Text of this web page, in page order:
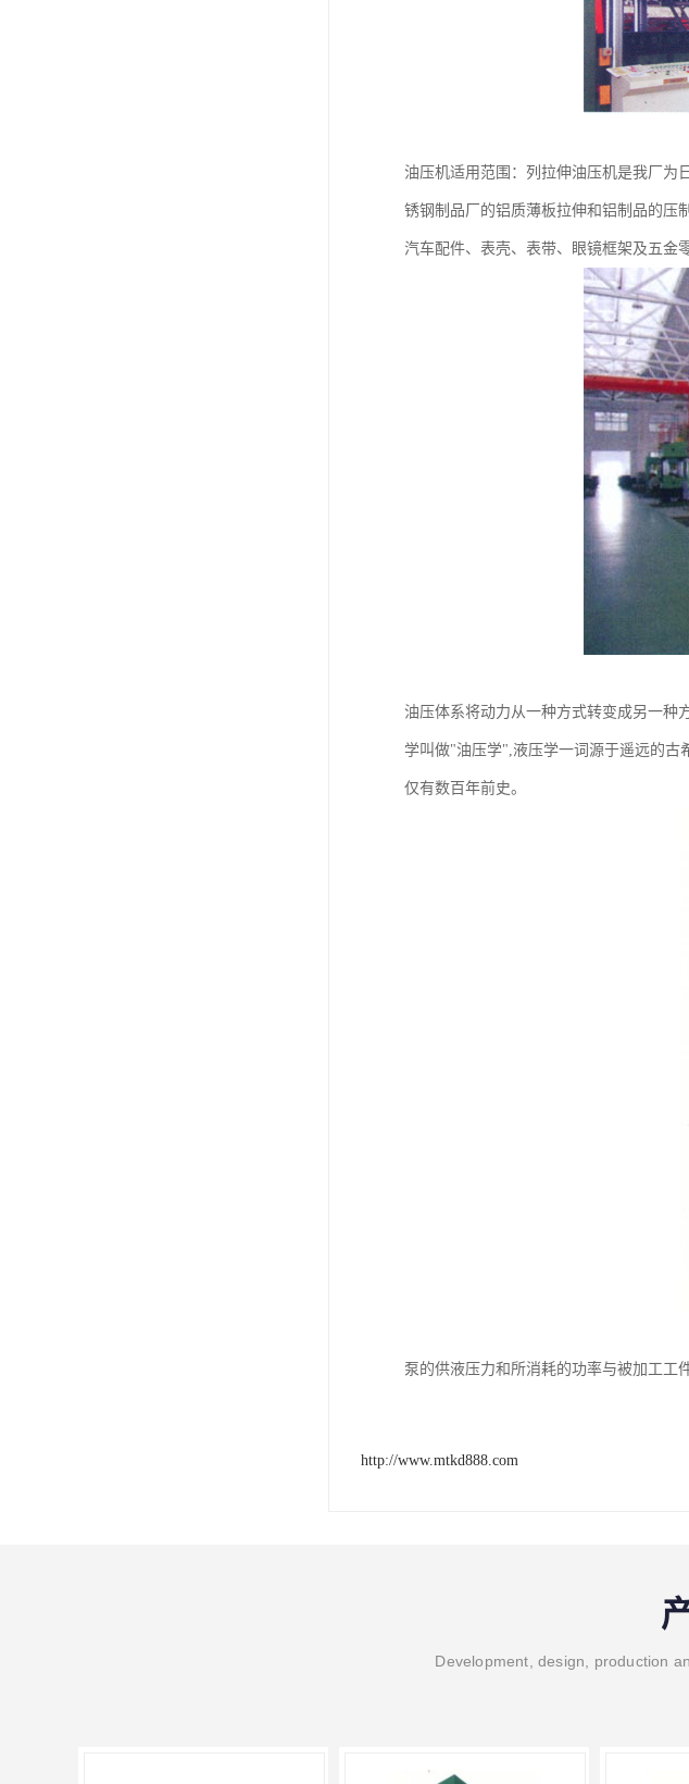
油压机适用范围：列拉伸油压机是我厂为
锈钢制品厂的铝质薄板拉伸和铝制品的压
汽车配件、表壳、表带、眼镜框架及五金
油压体系将动力从一种方式转变成另一种
学叫做"油压学",液压学一词源于遥远的古
仅有数百年前史。
泵的供液压力和所消耗的功率与被加工工
http://www.mtkd888.com
Development, design, production